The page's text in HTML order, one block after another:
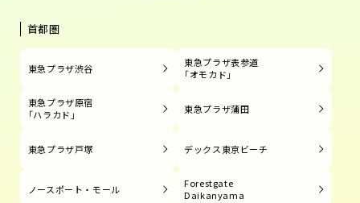
首都圏
東急プラザ渋谷
東急プラザ表参道
「オモカド」
東急プラザ原宿
「ハラカド」
東急プラザ蒲田
東急プラザ戸塚 デックス東京ビーチ
ノースポート・モール
Forestgate
Daikanyama